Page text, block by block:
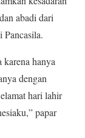
abadi dari
Pancasila.
hanya
dengan
hari lahir
papar